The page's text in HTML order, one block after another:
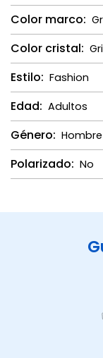
Color marco:
Color cristal:
Estilo: Fashion
Edad: Adultos
Género: Hombre
Polarizado: No